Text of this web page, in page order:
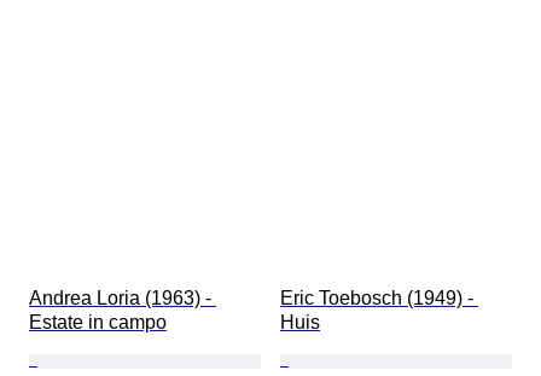
Andrea Loria (1963) -
Estate in campo
Eric Toebosch (1949) -
Huis